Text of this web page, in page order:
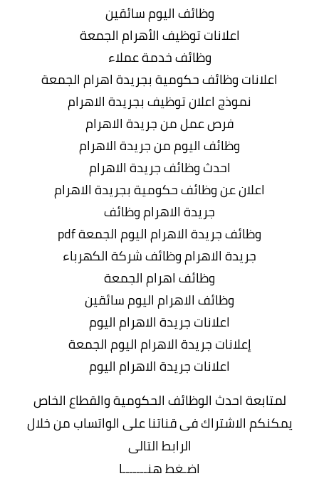
وظائف اليوم سائقين
اعلانات توظيف الأهرام الجمعة
وظائف خدمة عملاء
اعلانات وظائف حكومية بجريدة اهرام الجمعة
نموذج اعلان توظيف بجريدة الاهرام
فرص عمل من جريدة الاهرام
وظائف اليوم من جريدة الاهرام
احدث وظائف جريدة الاهرام
اعلان عن وظائف حكومية بجريدة الاهرام
جريدة الاهرام وظائف
وظائف جريدة الاهرام اليوم الجمعة pdf
جريدة الاهرام وظائف شركة الكهرباء
وظائف اهرام الجمعة
وظائف الاهرام اليوم سائقين
اعلانات جريدة الاهرام اليوم
إعلانات جريدة الاهرام اليوم الجمعة
اعلانات جريدة الاهرام اليوم
لمتابعة احدث الوظائف الحكومية والقطاع الخاص
يمكنكم الاشتراك فى قناتنا على الواتساب من خلال
الرابط التالى
اضـغط هنـــــــا